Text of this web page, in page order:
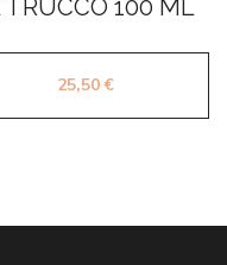
TRUCCO 100 ML
25,50€